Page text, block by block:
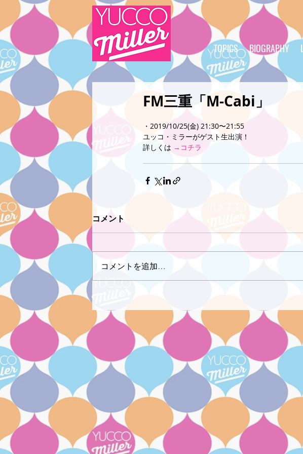
TOPICS BIOGRAPHY
FM三重「M-Cabi」
・2019/10/25(金) 21:30〜21:55
ユッコ・ミラーがゲスト生出演！
詳しくは →コチラ
コメント
コメントを追加…